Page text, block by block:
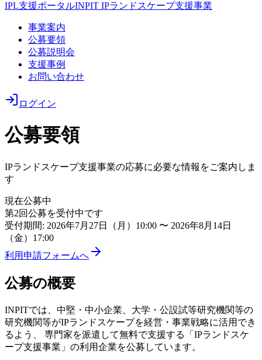
IPL支援ポータルINPIT IPランドスケープ支援事業
事業案内
公募要領
公募説明会
支援事例
お問い合わせ
ログイン
公募要領
IPランドスケープ支援事業の応募に必要な情報をご案内しま
す
現在公募中
第2回公募を受付中です
受付期間: 2026年7月27日（月）10:00 〜 2026年8月14日
（金）17:00
利用申請フォームへ
公募の概要
INPITでは、中堅・中小企業、大学・公設試等研究機関等の
研究機関等がIPランドスケープを経営・事業戦略に活用でき
るよう、 専門家を派遣して無料で支援する「IPランドスケ
ープ支援事業」の利用企業を公募しています。